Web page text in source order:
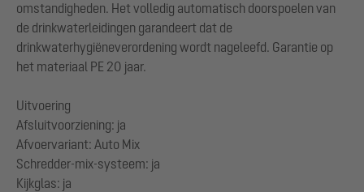
omstandigheden. Het volledig automatisch doorspoelen van
de drinkwaterleidingen garandeert dat de
drinkwaterhygiëneverordening wordt nageleefd. Garantie op
het materiaal PE 20 jaar.
Uitvoering
Afsluitvoorziening: ja
Afvoervariant: Auto Mix
Schredder-mix-systeem: ja
Kijkglas: ja